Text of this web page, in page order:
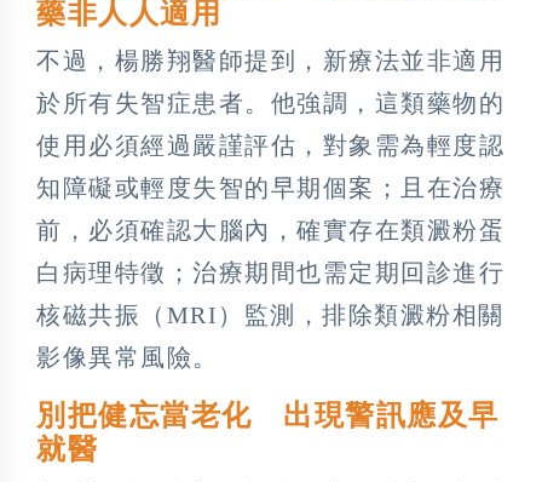
藥非人人適用
不過，楊勝翔醫師提到，新療法並非適用
於所有失智症患者。他強調，這類藥物的
使用必須經過嚴謹評估，對象需為輕度認
知障礙或輕度失智的早期個案；且在治療
前，必須確認大腦內，確實存在類澱粉蛋
白病理特徵；治療期間也需定期回診進行
核磁共振（MRI）監測，排除類澱粉相關
影像異常風險。
別把健忘當老化 出現警訊應及早
就醫